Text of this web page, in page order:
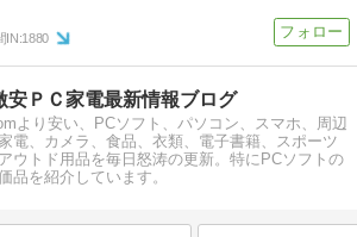
IN:1880
安ＰＣ家電最新情報ブログ
より安い、PCソフト、パソコン、スマホ、周辺
電、カメラ、食品、衣類、電子書籍、スポーツ
ウトド用品を毎日怒涛の更新。特にPCソフトの
品を紹介しています。